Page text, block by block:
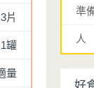
3片
1罐
量
準